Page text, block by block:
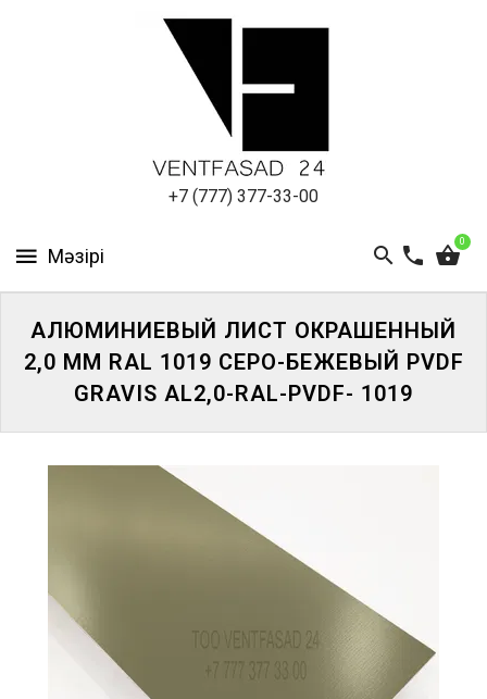
+7 (777) 377-33-00
0
ПАНЕЛИ
АЛЮМИНИЕВЫЙ ЛИСТ ОКРАШЕННЫЙ
2,0 ММ RAL 1019 СЕРО-БЕЖЕВЫЙ PVDF
GRAVIS AL2,0-RAL-PVDF- 1019